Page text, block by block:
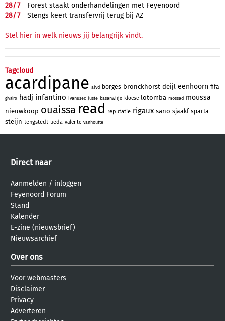
28/7
Forest staakt onderhandelingen met Feyenoord
28/7 Stengs keert transfervrij terug bij AZ
Stel hier in welk nieuws jij belangrijk vindt.
Tagcloud
acardipane aivd borges bronckhorst deijl eenhoorn fifa
givairo hadj infantino ivanusec juste kasanwirjo kloese lotomba mossad moussa
nieuwkoop ouaissa read reputatie rigaux sano sjaakf sparta
steijn tengstedt ueda valente vanhoutte
Direct naar
Aanmelden / inloggen
Feyenoord Forum
Stand
Kalender
E-zine (nieuwsbrief)
Nieuwsarchief
Over ons
Voor webmasters
Disclaimer
Privacy
Adverteren